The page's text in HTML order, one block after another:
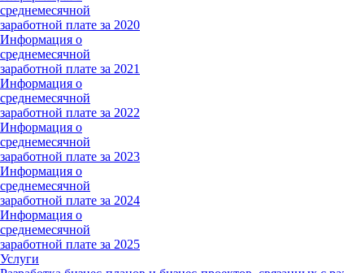
среднемесячной
заработной плате за 2020
Информация о
среднемесячной
заработной плате за 2021
Информация о
среднемесячной
заработной плате за 2022
Информация о
среднемесячной
заработной плате за 2023
Информация о
среднемесячной
заработной плате за 2024
Информация о
среднемесячной
заработной плате за 2025
Услуги